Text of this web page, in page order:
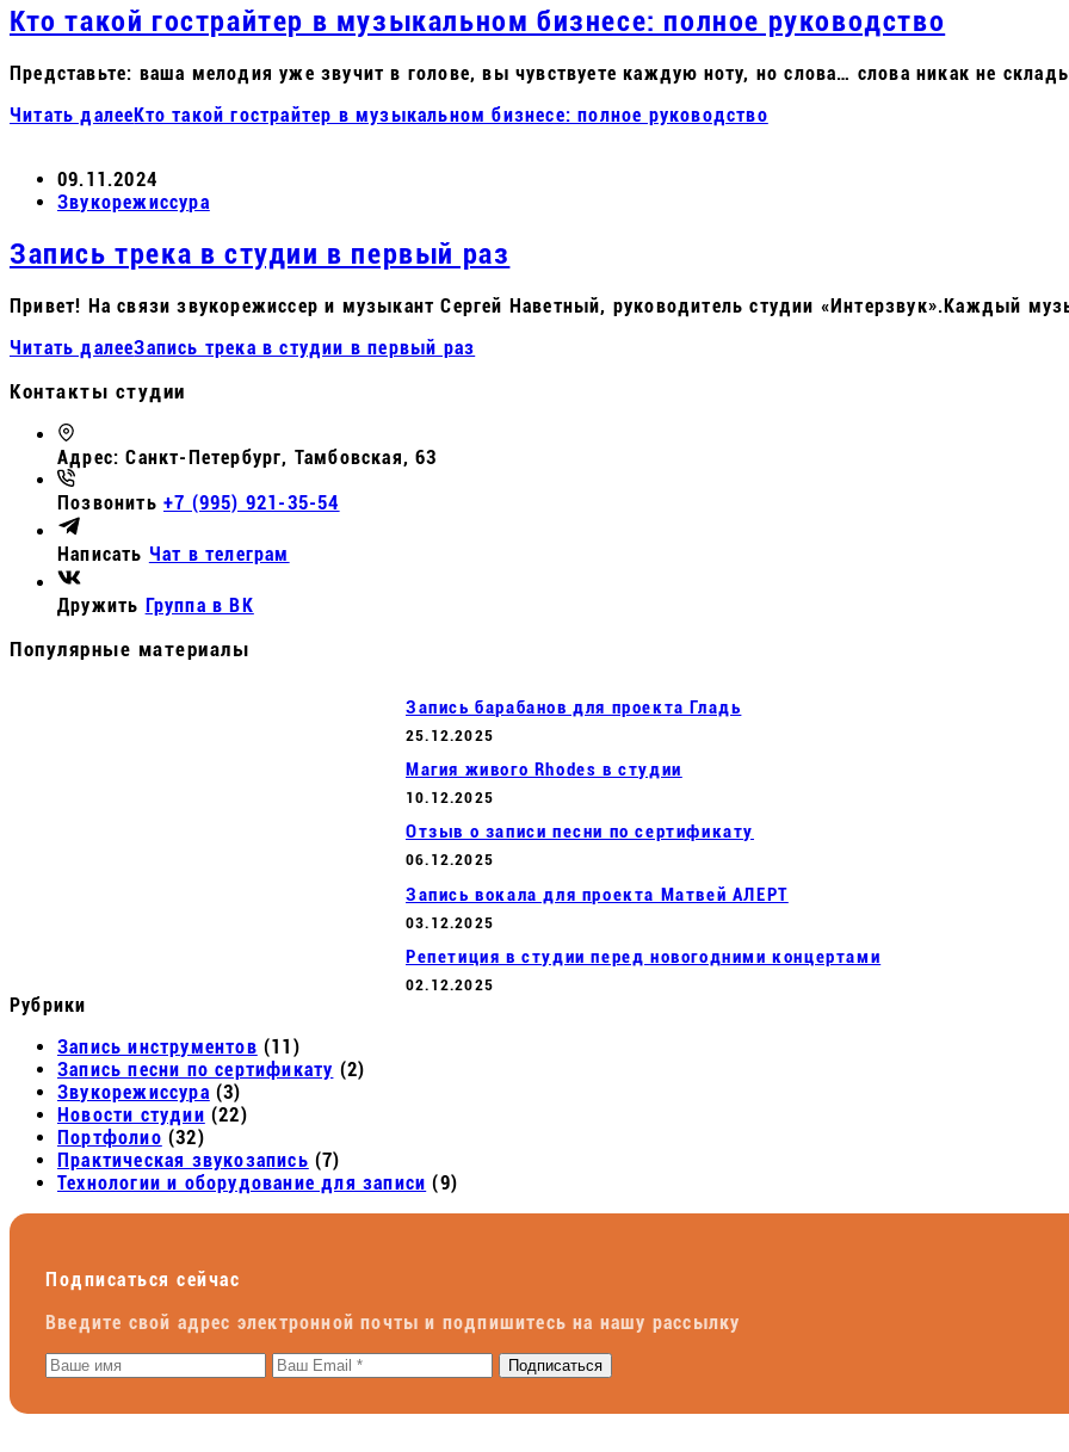
Кто такой гострайтер в музыкальном бизнесе: полное руководство
Представьте: ваша мелодия уже звучит в голове, вы чувствуете каждую ноту, но слова… слова никак не
Читать далееКто такой гострайтер в музыкальном бизнесе: полное руководство
09.11.2024
Звукорежиссура
Запись трека в студии в первый раз
Привет! На связи звукорежиссер и музыкант Сергей Наветный, руководитель студии «Интерзвук».Каждый
Читать далееЗапись трека в студии в первый раз
Контакты студии
Адрес:Санкт-Петербург, Тамбовская, 63
Позвонить +7 (995) 921-35-54
Написать Чат в телеграм
Дружить Группа в ВК
Популярные материалы
Запись барабанов для проекта Гладь
25.12.2025
Магия живого Rhodes в студии
10.12.2025
Отзыв о записи песни по сертификату
06.12.2025
Запись вокала для проекта Матвей АЛЕРТ
03.12.2025
Репетиция в студии перед новогодними концертами
02.12.2025
Рубрики
Запись инструментов (11)
Запись песни по сертификату (2)
Звукорежиссура (3)
Новости студии (22)
Портфолио (32)
Практическая звукозапись (7)
Технологии и оборудование для записи (9)
Подписаться сейчас
Введите свой адрес электронной почты и подпишитесь на нашу рассылку
Подписаться